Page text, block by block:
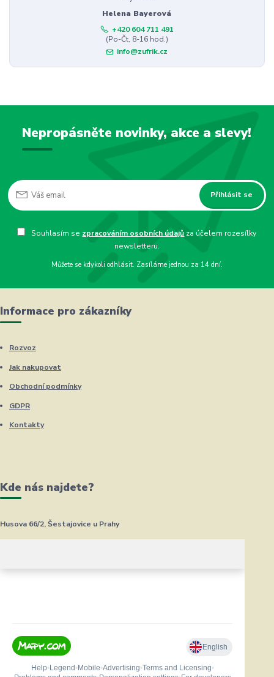
Helena Bayerová
+420 604 711 491
(Po-Čt, 8-16 hod.)
info@zufrik.cz
Nepropásněte novinky, akce a slevy!
Přihlásit se
Souhlasím se zpracováním osobních údajů za účelem rozesílky
newsletteru.
Můžete se kdykoli odhlásit. Zasíláme jednou za 14 dní.
Informace pro zákazníky
Rozvoz
Jak nakupovat
Obchodní podmínky
GDPR
Kontakty
Kde nás najdete?
Husova 66/2, Šestajovice u Prahy